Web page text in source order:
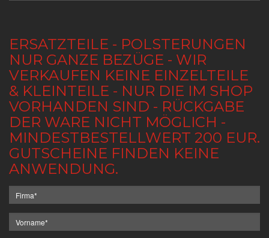
ERSATZTEILE - POLSTERUNGEN
NUR GANZE BEZÜGE - WIR
VERKAUFEN KEINE EINZELTEILE
& KLEINTEILE - NUR DIE IM SHOP
VORHANDEN SIND - RÜCKGABE
DER WARE NICHT MÖGLICH -
MINDESTBESTELLWERT 200 EUR.
GUTSCHEINE FINDEN KEINE
ANWENDUNG.